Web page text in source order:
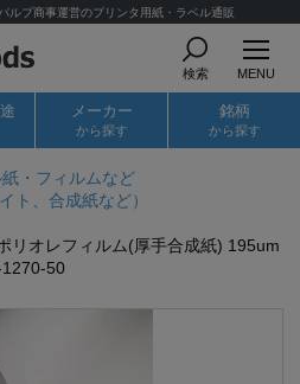
ルプ商事運営のプリンタ用紙・ラベル通販
検索 MENU
メーカー
から探す
銘柄
から探す
・フィルムなど
ト、合成紙など）
リオレフィルム(厚手合成紙) 195um
50